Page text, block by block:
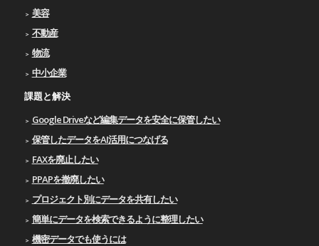
美容
不動産
物流
中小企業
課題と解決
Google Driveなど編集データを安全に保管したい
保管したデータをAI活用につなげる
FAXを廃止したい
PPAPを撤廃したい
プロジェクト別にデータを共有したい
簡単にデータを検索できるように整理したい
機密データでも使うには